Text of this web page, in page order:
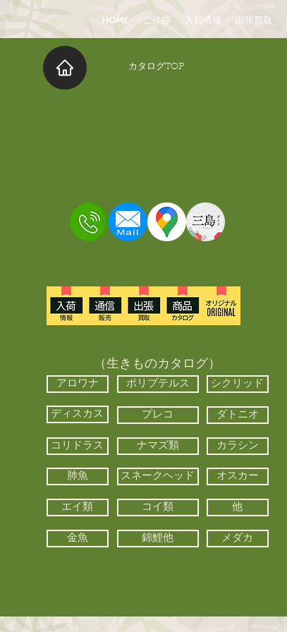
HOME ご挨拶 入荷情報 出張買取
​カタログTOP
（生きものカタログ）
アロワナ ポリプテルス シクリッド
ディスカス プレコ ダトニオ
コリドラス ナマズ類 カラシン
肺魚 スネークヘッド オスカー
エイ類 コイ類 他
金魚 錦鯉他 メダカ